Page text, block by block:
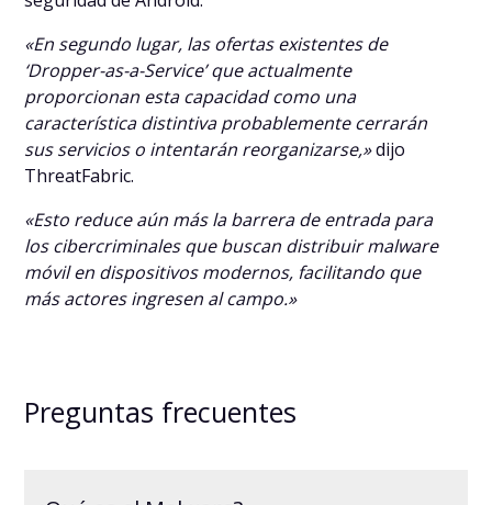
«En segundo lugar, las ofertas existentes de
‘Dropper-as-a-Service’ que actualmente
proporcionan esta capacidad como una
característica distintiva probablemente cerrarán
sus servicios o intentarán reorganizarse,»dijo
ThreatFabric.
«Esto reduce aún más la barrera de entrada para
los cibercriminales que buscan distribuir malware
móvil en dispositivos modernos, facilitando que
más actores ingresen al campo.»
Preguntas frecuentes